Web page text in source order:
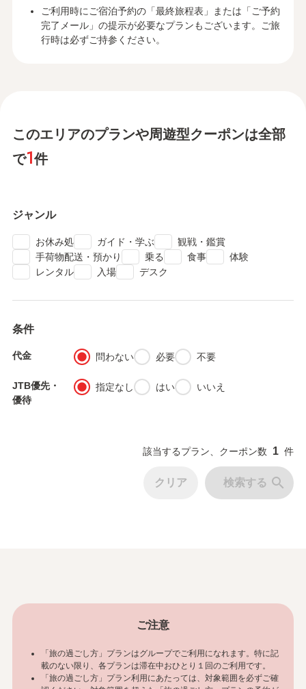
ご利用時にご宿泊予約の「最終旅程表」または「ご予約
完了メール」の提示が必要なプランもございます。ご旅
行時は必ずご持参ください。
このエリアのプランや周遊型クーポンは全部
で1件
ジャンル
お休み処 ガイド・学ぶ 観戦・鑑賞
手荷物配送・預かり 乗る 食事 体験
レンタル 入場 デスク
条件
代金 fiber_manual_record 問わないfiber_manual_record 必要fiber_manual_record 不要
JTB優先・
優待
fiber_manual_record 指定なし fiber_manual_record はいfiber_manual_record いいえ
該当するプラン、クーポン数 1 件
クリア 検索する search
ご注意
「旅の過ごし方」プランはグループでご利用になれます。特に記
載のない限り、各プランは滞在中おひとり１回のご利用です。
「旅の過ごし方」プラン利用にあたっては、対象範囲を必ずご確